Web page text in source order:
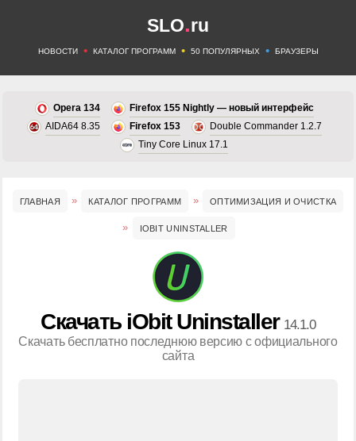
SLO.ru
НОВОСТИ • КАТАЛОГ ПРОГРАММ • 50 ПОПУЛЯРНЫХ • БРАУЗЕРЫ
Opera 134
Firefox 155 Nightly — новый интерфейс
AIDA64 8.35
Firefox 153
Double Commander 1.2.7
Tiny Core Linux 17.1
ГЛАВНАЯ КАТАЛОГ ПРОГРАММ ОПТИМИЗАЦИЯ И ОЧИСТКА
IOBIT UNINSTALLER
Скачать iObit Uninstaller 14.1.0
Скачать бесплатно последнюю версию с официального
сайта